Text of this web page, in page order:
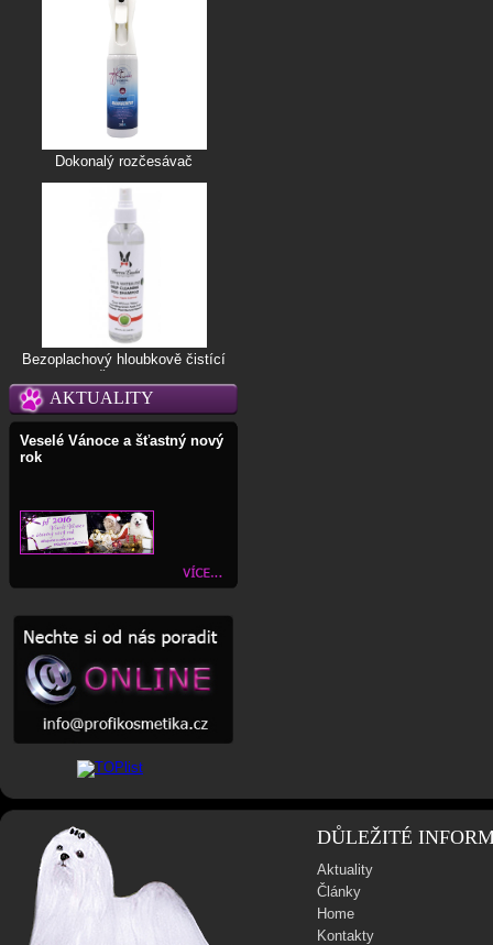
Dokonalý rozčesávač
Bezoplachový hloubkově čistící
šampon
AKTUALITY
Veselé Vánoce a šťastný nový
rok
DŮLEŽITÉ
Aktuality
Články
Home
Kontakty